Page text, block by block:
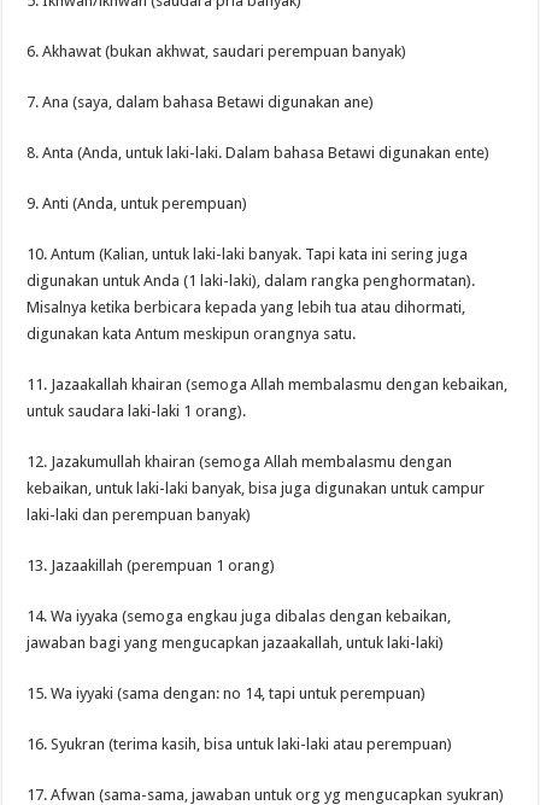
6. Akhawat (bukan akhwat, saudari perempuan banyak)
7. Ana (saya, dalam bahasa Betawi digunakan ane)
8. Anta (Anda, untuk laki-laki. Dalam bahasa Betawi digunakan ente)
9. Anti (Anda, untuk perempuan)
10. Antum (Kalian, untuk laki-laki banyak. Tapi kata ini sering juga
digunakan untuk Anda (1 laki-laki), dalam rangka penghormatan).
Misalnya ketika berbicara kepada yang lebih tua atau dihormati,
digunakan kata Antum meskipun orangnya satu.
11. Jazaakallah khairan (semoga Allah membalasmu dengan kebaikan,
untuk saudara laki-laki 1 orang).
12. Jazakumullah khairan (semoga Allah membalasmu dengan
kebaikan, untuk laki-laki banyak, bisa juga digunakan untuk campur
laki-laki dan perempuan banyak)
13. Jazaakillah (perempuan 1 orang)
14. Wa iyyaka (semoga engkau juga dibalas dengan kebaikan,
jawaban bagi yang mengucapkan jazaakallah, untuk laki-laki)
15. Wa iyyaki (sama dengan: no 14, tapi untuk perempuan)
16. Syukran (terima kasih, bisa untuk laki-laki atau perempuan)
17. Afwan (sama-sama, jawaban untuk org yg mengucapkan syukran)